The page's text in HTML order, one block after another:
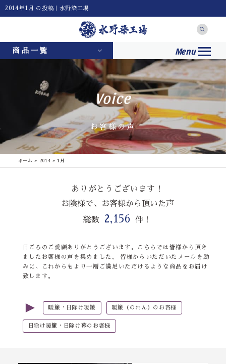
2014年1月 の投稿｜水野染工場
商品一覧 Menu
Voice
お客様の声
ホーム » 2014 » 1月
ありがとうございます！
お陰様で、お客様から頂いた声
総数
2,156 件！
日ごろのご愛顧ありがとうございます。こちらでは皆様から頂き
ましたお客様の声を集めました。 皆様からいただいたメールを励
みに、これからもより一層ご満足いただけるような商品をお届け
致します。
► 暖簾・日除け暖簾 暖簾（のれん）のお客様
日除け暖簾・日除け幕のお客様